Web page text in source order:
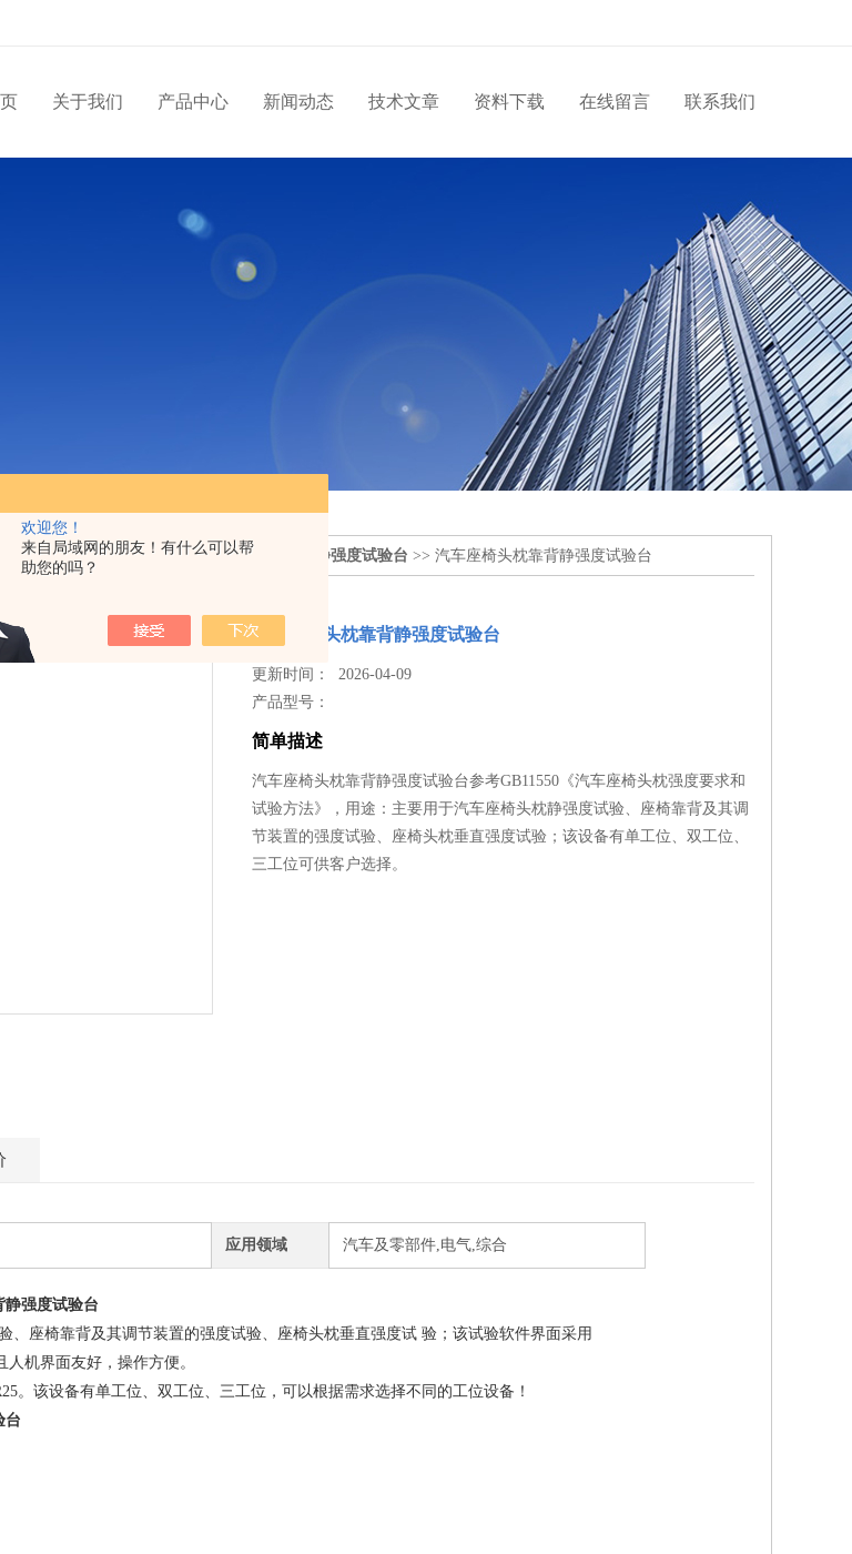
欢迎您！
来自局域网的朋友！有什么可以帮
助您的吗？
关于我们 产品中心 新闻动态 技术文章 资料下载 在线留言 联系我们
>>汽车零部件检测设备>> 汽车座椅头枕靠背静强度试验台 >> 汽车座椅头枕靠背静强度试验台
汽车座椅头枕靠背静强度试验台
更新时间： 2026-04-09
产品型号：
简单描述
汽车座椅头枕靠背静强度试验台参考GB11550《汽车座椅头枕强度要求和
试验方法》，用途：主要用于汽车座椅头枕静强度试验、座椅靠背及其调
节装置的强度试验、座椅头枕垂直强度试验；该设备有单工位、双工位、
三工位可供客户选择。
应用领域 汽车及零部件,电气,综合
静强度试验台
、座椅靠背及其调节装置的强度试验、座椅头枕垂直强度试 验；该试验软件界面采用
机界面友好，操作方便。
。 该设备有单工位、双工位、三工位，可以根据需求选择不同的工位设备！
台